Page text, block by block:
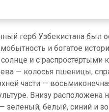
герб Узбекистана был
и богатое
и с распростёртыми
— колосья пшеницы,
части —
Внизу расположена
зелёный, белый, синий и